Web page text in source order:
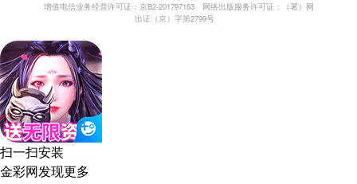
增值电信业务经营许可证：京B2-201797163
网络出版服务许可证：（署）网
出证（京）字第2799号
扫一扫安装
金彩网发现更多